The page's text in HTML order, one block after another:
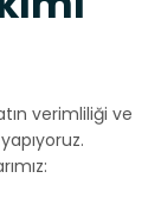
verimliliği ve